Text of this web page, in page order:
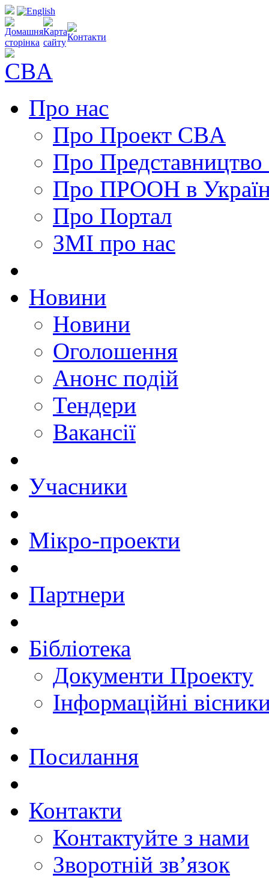
Про нас
Про Проект CBA
Про
Про ПРООН в
Про Портал
ЗМІ про нас
Новини
Новини
Оголошення
Анонс подій
Тендери
Вакансії
Учасники
Мікро-проекти
Партнери
Бібліотека
Документи Проекту
Інформаційні
Посилання
Контакти
Контактуйте з нами
Зворотній зв’язок